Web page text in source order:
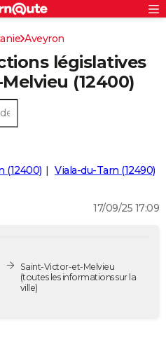
Aveyron
législatives
(12400)
(12400)
Viala-du-Tarn (12490)
17/09/25 17:09
Saint-Victor-et-Melvieu
(toutes les informations sur la
ville)